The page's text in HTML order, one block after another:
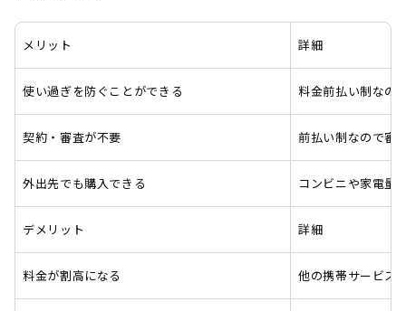
メリット 詳細
使い過ぎを防ぐことができる 料金前払い制なの
契約・審査が不要 前払い制なので審
外出先でも購入できる コンビニや家電量
デメリット 詳細
料金が割高になる 他の携帯サービス